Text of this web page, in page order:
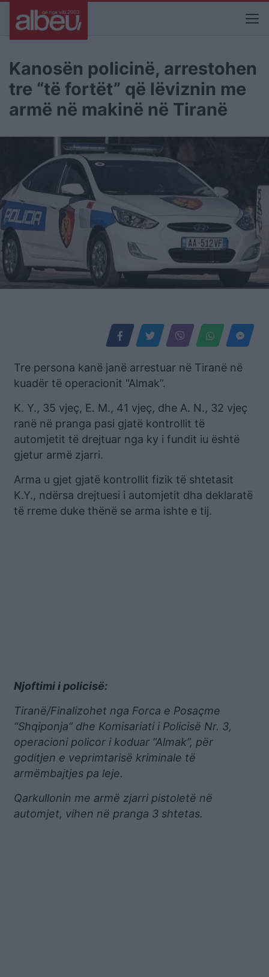
Kanosën policinë, arrestohen
tre “të fortët” që lëviznin me
armë në makinë në Tiranë
Tre persona kanë janë arrestuar në Tiranë në
kuadër të operacionit “Almak”.
K. Y., 35 vjeç, E. M., 41 vjeç, dhe A. N., 32 vjeç
ranë në pranga pasi gjatë kontrollit të
automjetit të drejtuar nga ky i fundit iu është
gjetur armë zjarri.
Arma u gjet gjatë kontrollit fizik të shtetasit
K.Y., ndërsa drejtuesi i automjetit dha deklaratë
të rreme duke thënë se arma ishte e tij.
Njoftimi i policisë:
Tiranë/Finalizohet nga Forca e Posaçme
“Shqiponja” dhe Komisariati i Policisë Nr. 3,
operacioni policor i koduar “Almak”, për
goditjen e veprimtarisë kriminale të
armëmbajtjes pa leje.
Qarkullonin me armë zjarri pistoletë në
automjet, vihen në pranga 3 shtetas.